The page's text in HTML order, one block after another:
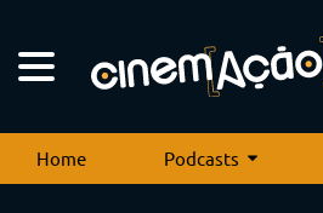
Home Podcasts